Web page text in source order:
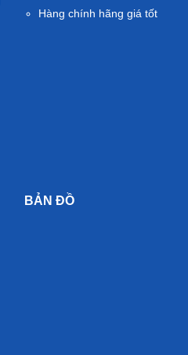
Hàng chính hãng giá tốt
BẢN ĐỒ